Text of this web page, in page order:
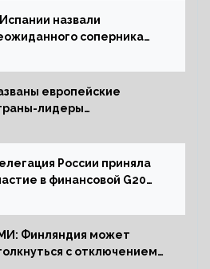
назвали
соперника
европейские
лидеры
России приняла
в финансовой G20
Финляндия может
с отключением